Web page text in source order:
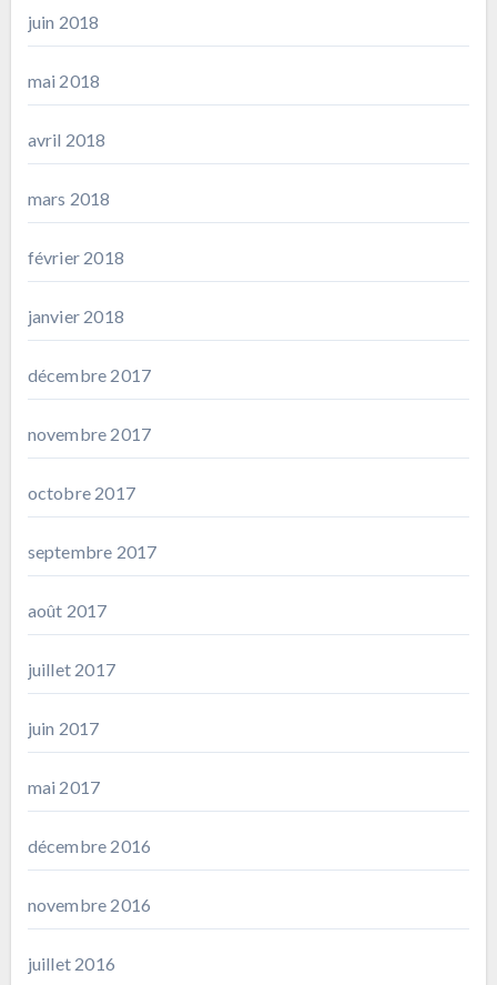
juin 2018
mai 2018
avril 2018
mars 2018
février 2018
janvier 2018
décembre 2017
novembre 2017
octobre 2017
septembre 2017
août 2017
juillet 2017
juin 2017
mai 2017
décembre 2016
novembre 2016
juillet 2016